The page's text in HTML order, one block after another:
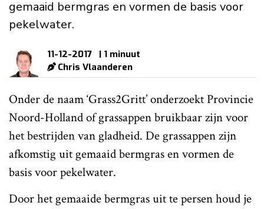
gemaaid bermgras en vormen de basis voor
pekelwater.
11-12-2017
| 1 minuut
Chris Vlaanderen
Onder de naam ‘Grass2Gritt’ onderzoekt Provincie
Noord-Holland of grassappen bruikbaar zijn voor
het bestrijden van gladheid. De grassappen zijn
afkomstig uit gemaaid bermgras en vormen de
basis voor pekelwater.
Door het gemaaide bermgras uit te persen houd je